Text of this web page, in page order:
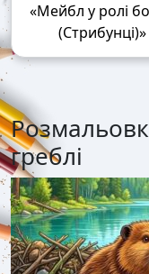
«Мейбл у ролі
(Стрибунці)»
греблі